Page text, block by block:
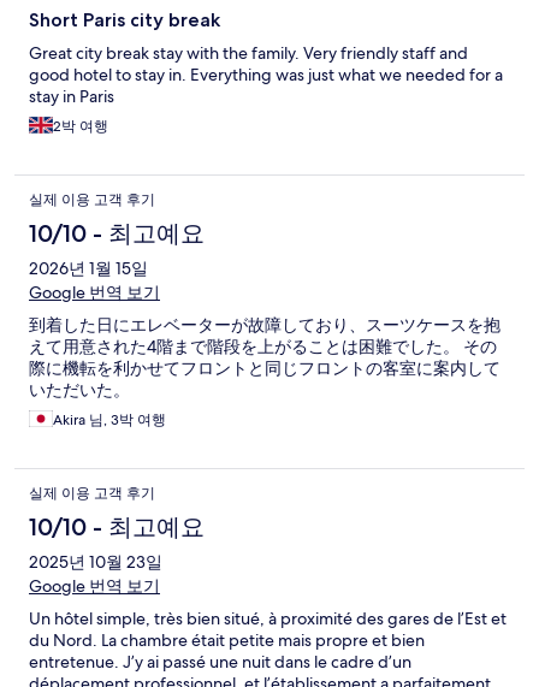
Short Paris city break
Great city break stay with the family. Very friendly staff and
good hotel to stay in. Everything was just what we needed for a
stay in Paris
2박 여행
실제 이용 고객 후기
10/10 - 최고예요
2026년 1월 15일
Google 번역 보기
到着した日にエレベーターが故障しており、スーツケースを抱
えて用意された4階まで階段を上がることは困難でした。 その
際に機転を利かせてフロントと同じフロントの客室に案内して
いただいた。
Akira 님, 3박 여행
실제 이용 고객 후기
10/10 - 최고예요
2025년 10월 23일
Google 번역 보기
Un hôtel simple, très bien situé, à proximité des gares de l’Est et
du Nord. La chambre était petite mais propre et bien
entretenue. J’y ai passé une nuit dans le cadre d’un